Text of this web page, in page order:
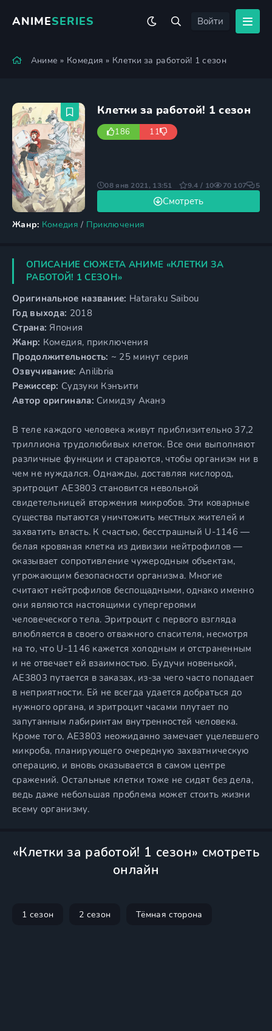
ANIMESERIES Войти
Аниме » Комедия » Клетки за работой! 1 сезон
Клетки за работой! 1 сезон
186 11
Жанр: Комедия / Приключения
Смотреть
08 янв 2021, 13:51 9.4 / 10 70 107 5
ОПИСАНИЕ СЮЖЕТА АНИМЕ «КЛЕТКИ ЗА
РАБОТОЙ! 1 СЕЗОН»
Оригинальное название: Hataraku Saibou
Год выхода: 2018
Страна: Япония
Жанр: Комедия, приключения
Продолжительность: ~ 25 минут серия
Озвучивание: Anilibria
Режиссер: Судзуки Кэнъити
Автор оригинала: Симидзу Аканэ
В теле каждого человека живут приблизительно 37,2
триллиона трудолюбивых клеток. Все они выполняют
различные функции и стараются, чтобы организм ни в
чем не нуждался. Однажды, доставляя кислород,
эритроцит AE3803 становится невольной
свидетельницей вторжения микробов. Эти коварные
существа пытаются уничтожить местных жителей и
захватить власть. К счастью, бесстрашный U-1146 —
белая кровяная клетка из дивизии нейтрофилов —
оказывает сопротивление чужеродным объектам,
угрожающим безопасности организма. Многие
считают нейтрофилов беспощадными, однако именно
они являются настоящими супергероями
человеческого тела. Эритроцит с первого взгляда
влюбляется в своего отважного спасителя, несмотря
на то, что U-1146 кажется холодным и отстраненным
и не отвечает ей взаимностью. Будучи новенькой,
AE3803 путается в заказах, из-за чего часто попадает
в неприятности. Ей не всегда удается добраться до
нужного органа, и эритроцит часами плутает по
запутанным лабиринтам внутренностей человека.
Кроме того, AE3803 неожиданно замечает уцелевшего
микроба, планирующего очередную захватническую
операцию, и вновь оказывается в самом центре
сражений. Остальные клетки тоже не сидят без дела,
ведь даже небольшая проблема может стоить жизни
всему организму.
«Клетки за работой! 1 сезон» смотреть
онлайн
1 сезон 2 сезон Тёмная сторона